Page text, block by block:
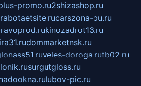
promo.ru2shizashop.ru
carszona-bu.ru
kinozadrot13.ru
dommarketnsk.ru
veles-doroga.rutb02.ru
surgutgloss.ru
nadookna.rulubov-pic.ru